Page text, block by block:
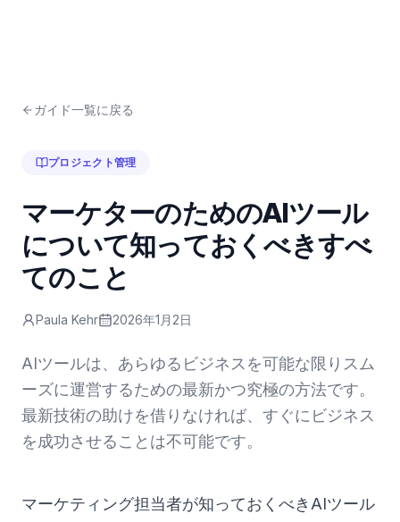
ガイド一覧に戻る
プロジェクト管理
マーケターのためのAIツール
について知っておくべきすべ
てのこと
Paula Kehr 2026年1月2日
AIツールは、あらゆるビジネスを可能な限りスム
ーズに運営するための最新かつ究極の方法です。
最新技術の助けを借りなければ、すぐにビジネス
を成功させることは不可能です。
マーケティング担当者が知っておくべきAIツール